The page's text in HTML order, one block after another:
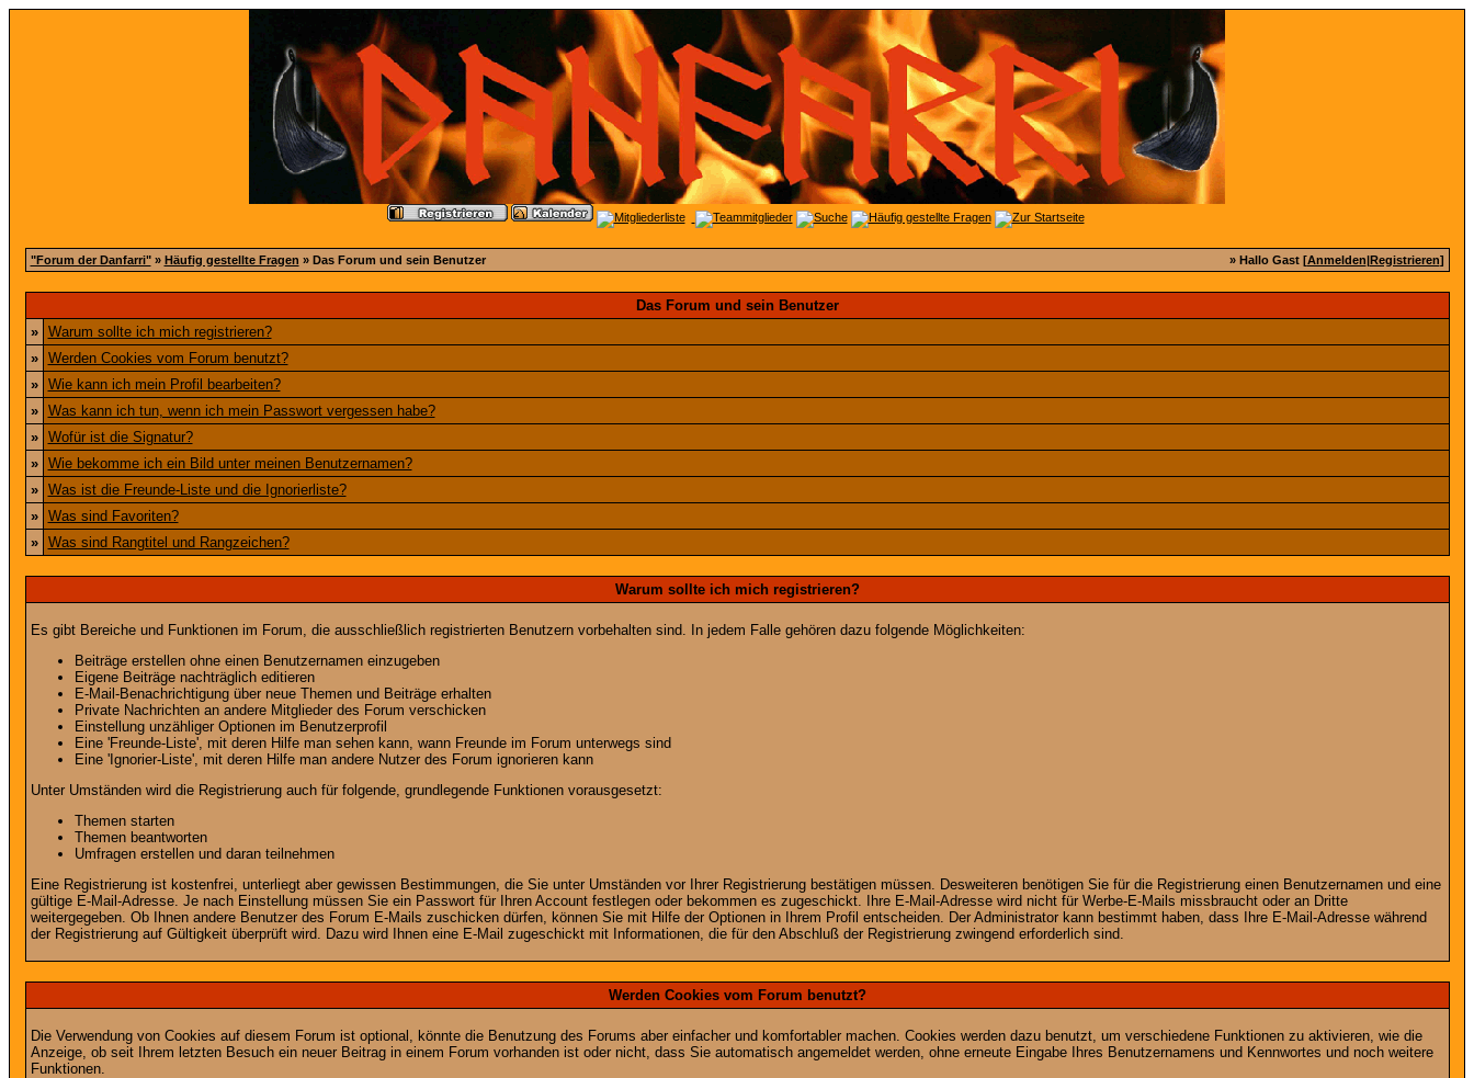
"Forum der Danfarri"» Häufig gestellte Fragen » Das Forum und sein Benutzer » Hallo Gast [Anmelden|Registrieren]
Das Forum und sein Benutzer
»
Warum sollte ich mich registrieren?
»
Werden Cookies vom Forum benutzt?
»
Wie kann ich mein Profil bearbeiten?
»
Was kann ich tun, wenn ich mein Passwort vergessen habe?
»
Wofür ist die Signatur?
»
Wie bekomme ich ein Bild unter meinen Benutzernamen?
»
Was ist die Freunde-Liste und die Ignorierliste?
»
Was sind Favoriten?
»
Was sind Rangtitel und Rangzeichen?
Warum sollte ich mich registrieren?
Es gibt Bereiche und Funktionen im Forum, die ausschließlich registrierten Benutzern vorbehalten sind. In jedem Falle gehören dazu folgende Möglichkeiten:
Beiträge erstellen ohne einen Benutzernamen einzugeben
Eigene Beiträge nachträglich editieren
E-Mail-Benachrichtigung über neue Themen und Beiträge erhalten
Private Nachrichten an andere Mitglieder des Forum verschicken
Einstellung unzähliger Optionen im Benutzerprofil
Eine 'Freunde-Liste', mit deren Hilfe man sehen kann, wann Freunde im Forum unterwegs sind
Eine 'Ignorier-Liste', mit deren Hilfe man andere Nutzer des Forum ignorieren kann
Unter Umständen wird die Registrierung auch für folgende, grundlegende Funktionen vorausgesetzt:
Themen starten
Themen beantworten
Umfragen erstellen und daran teilnehmen
Eine Registrierung ist kostenfrei, unterliegt aber gewissen Bestimmungen, die Sie unter Umständen vor Ihrer Registrierung bestätigen müssen. Desweiteren benötigen Sie für die Registrierung einen Benutzernamen und eine
gültige E-Mail-Adresse. Je nach Einstellung müssen Sie ein Passwort für Ihren Account festlegen oder bekommen es zugeschickt. Ihre E-Mail-Adresse wird nicht für Werbe-E-Mails missbraucht oder an Dritte
weitergegeben. Ob Ihnen andere Benutzer des Forum E-Mails zuschicken dürfen, können Sie mit Hilfe der Optionen in Ihrem Profil entscheiden. Der Administrator kann bestimmt haben, dass Ihre E-Mail-Adresse während
der Registrierung auf Gültigkeit überprüft wird. Dazu wird Ihnen eine E-Mail zugeschickt mit Informationen, die für den Abschluß der Registrierung zwingend erforderlich sind.
Werden Cookies vom Forum benutzt?
Die Verwendung von Cookies auf diesem Forum ist optional, könnte die Benutzung des Forums aber einfacher und komfortabler machen. Cookies werden dazu benutzt, um verschiedene Funktionen zu aktivieren, wie die
Anzeige, ob seit Ihrem letzten Besuch ein neuer Beitrag in einem Forum vorhanden ist oder nicht, dass Sie automatisch angemeldet werden, ohne erneute Eingabe Ihres Benutzernamens und Kennwortes und noch weitere
Funktionen.